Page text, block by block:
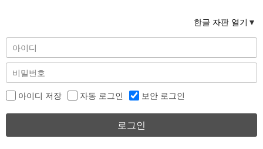
한글 자판 열기
아이디 저장 자동 로그인 보안 로그인
로그인